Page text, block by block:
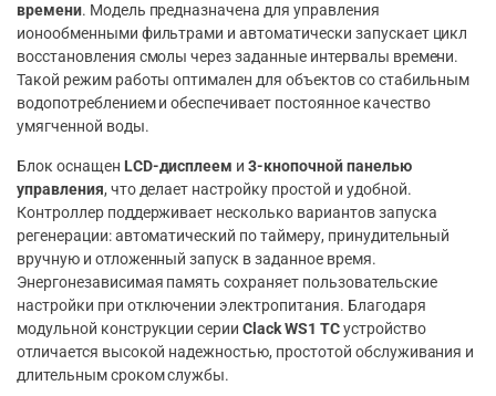
времени. Модель предназначена для управления
ионообменными фильтрами и автоматически запускает цикл
восстановления смолы через заданные интервалы времени.
Такой режим работы оптимален для объектов со стабильным
водопотреблением и обеспечивает постоянное качество
умягченной воды.
Блок оснащен LCD-дисплеем и3-кнопочной панелью
управления, что делает настройку простой и удобной.
Контроллер поддерживает несколько вариантов запуска
регенерации: автоматический по таймеру, принудительный
вручную и отложенный запуск в заданное время.
Энергонезависимая память сохраняет пользовательские
настройки при отключении электропитания. Благодаря
модульной конструкции серииClack WS1 TCустройство
отличается высокой надежностью, простотой обслуживания и
длительным сроком службы.